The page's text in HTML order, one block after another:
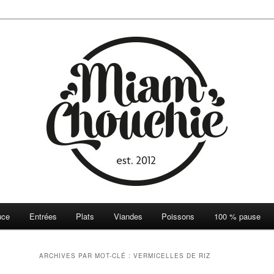
Entrées Plats Viandes Poissons 100 % pause
ARCHIVES PAR MOT-CLÉ : VERMICELLES DE RIZ